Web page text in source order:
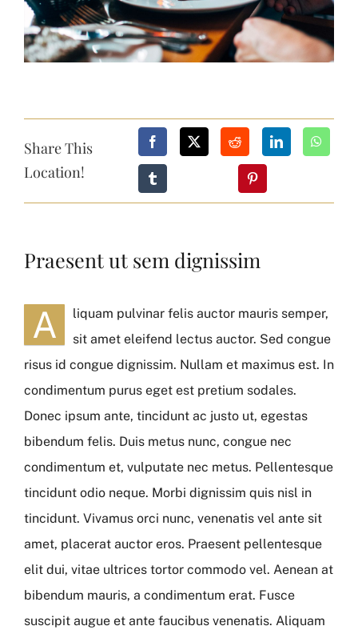
Share This
Location!
Praesent ut sem dignissim
A
liquam pulvinar felis auctor mauris semper,
sit amet eleifend lectus auctor. Sed congue
risus id congue dignissim. Nullam et maximus est. In
condimentum purus eget est pretium sodales.
Donec ipsum ante, tincidunt ac justo ut, egestas
bibendum felis. Duis metus nunc, congue nec
condimentum et, vulputate nec metus. Pellentesque
tincidunt odio neque. Morbi dignissim quis nisl in
tincidunt. Vivamus orci nunc, venenatis vel ante sit
amet, placerat auctor eros. Praesent pellentesque
elit dui, vitae ultrices tortor commodo vel. Aenean at
bibendum mauris, a condimentum erat. Fusce
suscipit augue et ante faucibus venenatis. Aliquam